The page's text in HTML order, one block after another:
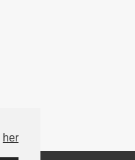
her